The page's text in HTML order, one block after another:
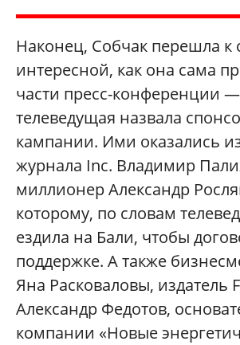
Наконец, Собчак перешла к
интересной, как она сама
части пресс-конференции —
телеведущая назвала
кампании. Ими оказались
журнала Inc. Владимир
миллионер Александр
которому, по словам
ездила на Бали, чтобы
поддержке. А также
Яна Расковаловы, издатель
Александр Федотов,
компании «Новые